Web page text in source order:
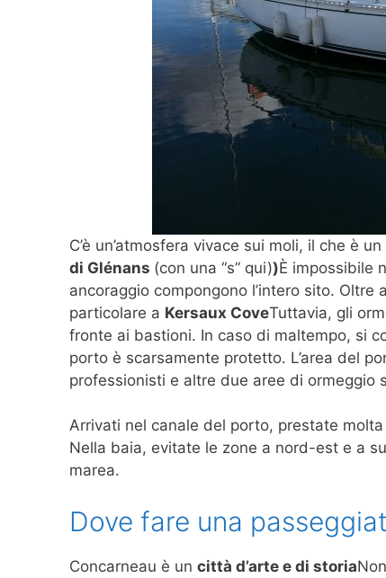
C’è un’atmosfera vivace sui moli, il che è
di Glénans (con una “s” qui))È impossibile
ancoraggio compongono l’intero sito.
particolare a Kersaux CoveTuttavia, gli
fronte ai bastioni. In caso di maltempo, si
porto è scarsamente protetto. L’area del
professionisti e altre due aree di ormeggio
Arrivati ​​nel canale del porto, prestate
Nella baia, evitate le zone a nord-est e a
marea.
Dove fare una
Concarneau è un città d’arte e di storia